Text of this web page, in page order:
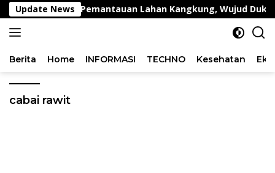
Langsung
ke
konten
Update News
Lakukan Pemantauan Lahan Kangkung, Wujud
Berita Home INFORMASI TECHNO Kesehatan
cabai rawit